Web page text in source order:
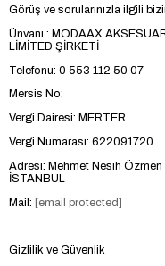
Görüş ve sorularınızla ilgili
Ünvanı : MODAAX
LİMİTED ŞİRKETİ
Telefonu: 0 553 112 50 07
Mersis No:
Vergi Dairesi: MERTER
Vergi Numarası: 622091720
Adresi: Mehmet Nesih
İSTANBUL
Mail: [email protected]
Gizlilik ve Güvenlik